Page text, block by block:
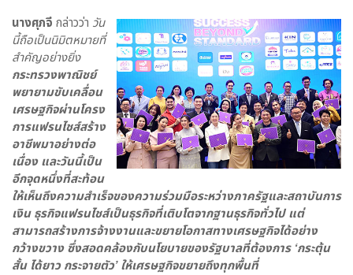
นางศุภจี กล่าวว่า วัน
นี้ถือเป็นนิมิตหมายที่
สำคัญอย่างยิ่ง
กระทรวงพาณิชย์
พยายามขับเคลื่อน
เศรษฐกิจผ่านโครง
การแฟรนไชส์สร้าง
อาชีพมาอย่างต่อ
เนื่อง และวันนี้เป็น
อีกจุดหนึ่งที่สะท้อน
ให้เห็นถึงความสำเร็จของความร่วมมือระหว่างภาครัฐและสถาบันการ
เงิน ธุรกิจแฟรนไชส์เป็นธุรกิจที่เติบโตจากฐานธุรกิจทั่วไป แต่
สามารถสร้างการจ้างงานและขยายโอกาสทางเศรษฐกิจได้อย่าง
กว้างขวาง ซึ่งสอดคล้องกับนโยบายของรัฐบาลที่ต้องการ ‘กระตุ้น
สั้น ได้ยาว กระจายตัว’ ให้เศรษฐกิจขยายถึงทุกพื้นที่